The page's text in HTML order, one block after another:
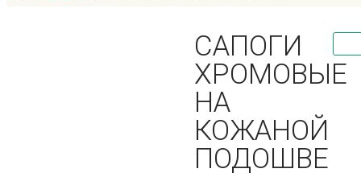
САПОГИ
ХРОМОВЫЕ
НА
КОЖАНОЙ
ПОДОШВЕ